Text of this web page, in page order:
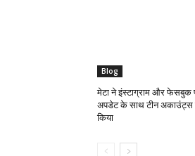
Blog
मेटा ने इंस्टाग्राम और फेसबुक
अपडेट के साथ टीन
किया